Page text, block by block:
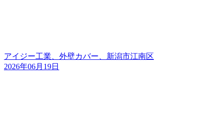
アイジー工業、外壁カバー、新潟市江南区
2026年06月19日